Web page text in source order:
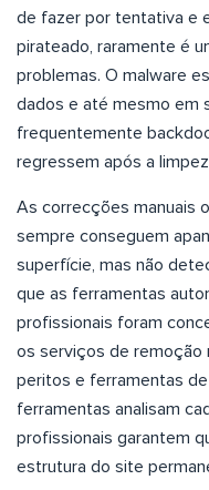
de fazer por tentativa e
pirateado, raramente é
problemas. O malware
dados e até mesmo em
frequentemente
regressem após a
As correcções manuais
sempre conseguem
superfície, mas não
que as ferramentas
profissionais foram
os serviços de remoção
peritos e ferramentas
ferramentas analisam
profissionais garantem
estrutura do site